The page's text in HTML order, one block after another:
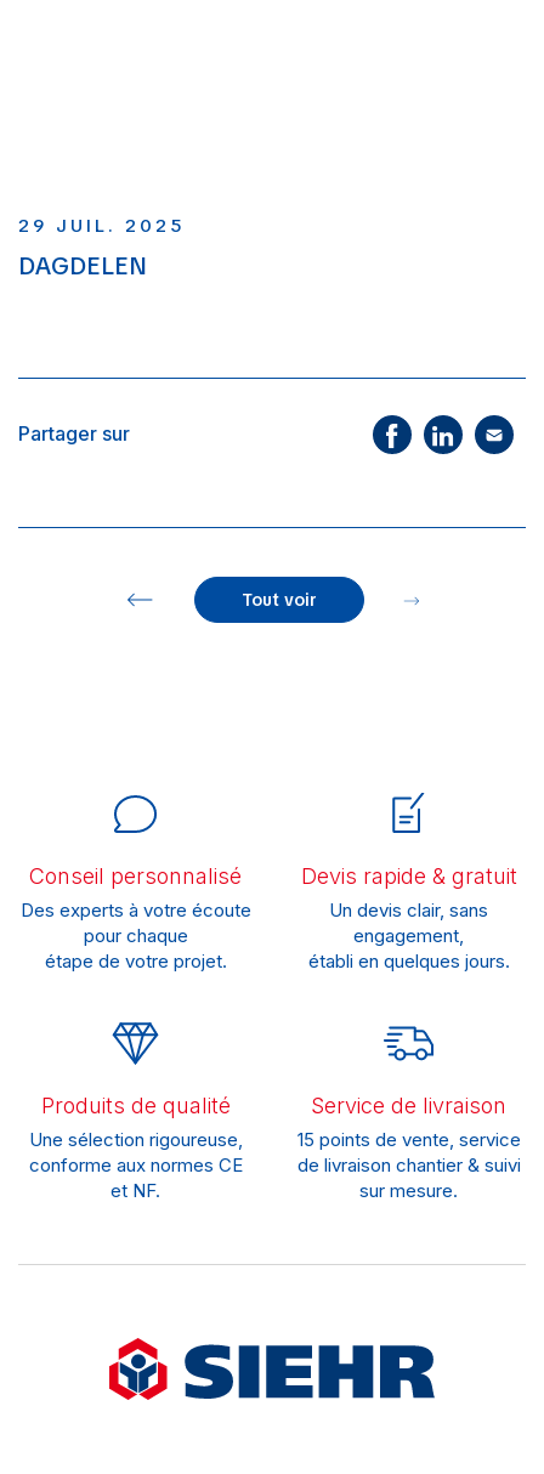
29 JUIL. 2025
DAGDELEN
Partager sur
Tout voir
Conseil personnalisé
Des experts à votre écoute
pour chaque
étape de votre projet.
Devis rapide & gratuit
Un devis clair, sans
engagement,
établi en quelques jours.
Produits de qualité
Une sélection rigoureuse,
conforme aux normes CE
et NF.
Service de livraison
15 points de vente, service
de livraison chantier & suivi
sur mesure.